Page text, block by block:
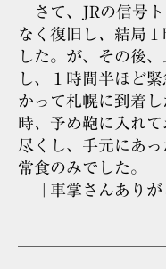
さて、JRの信号ト
なく復旧し、結局
した。が、その後
し、１時間半ほど
かって札幌に到着
時、予め鞄に入れ
尽くし、手元にあ
常食のみでした。
「車掌さんありが